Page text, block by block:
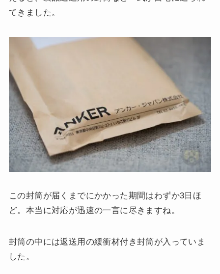
てきました。
この封筒が届くまでにかかった期間はわずか3日ほ
ど。本当に対応が迅速の一言に尽きますね。
封筒の中には返送用の緩衝材付き封筒が入っていま
した。